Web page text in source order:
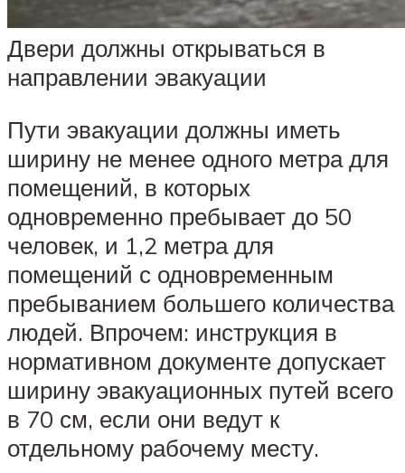
Двери должны открываться в
направлении эвакуации
Пути эвакуации должны иметь
ширину не менее одного метра для
помещений, в которых
одновременно пребывает до 50
человек, и 1,2 метра для
помещений с одновременным
пребыванием большего количества
людей. Впрочем: инструкция в
нормативном документе допускает
ширину эвакуационных путей всего
в 70 см, если они ведут к
отдельному рабочему месту.